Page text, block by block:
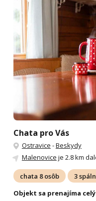
Chata pro Vás
Ostravice -Beskydy
Malenovice je 2.8 km
chata 8 osôb 3
Objekt sa prenajíma celý